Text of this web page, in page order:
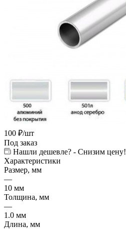
100 ₽/шт
Под заказ
Нашли дешевле? - Снизим цену!
Характеристики
Размер, мм
—
10 мм
Толщина, мм
—
1.0 мм
Длина, мм